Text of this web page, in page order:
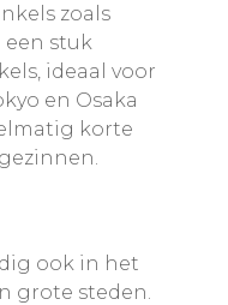
zoals
een stuk
ideaal voor
en Osaka
korte
ook in het
grote steden.